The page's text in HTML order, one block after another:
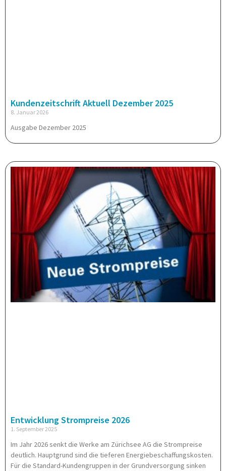
Kundenzeitschrift Aktuell Dezember 2025
8. Januar 2026
Ausgabe Dezember 2025
Entwicklung Strompreise 2026
1. September 2025
Im Jahr 2026 senkt die Werke am Zürichsee AG die Strompreise
deutlich. Hauptgrund sind die tieferen Energiebeschaffungskosten.
Für die Standard-Kundengruppen in der Grundversorgung sinken